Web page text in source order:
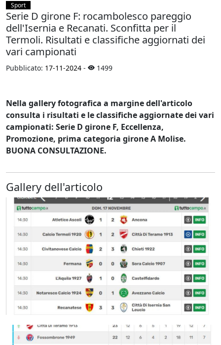
Sport
Serie D girone F: rocambolesco pareggio
dell'Isernia e Recanati. Sconfitta per il
Termoli. Risultati e classifiche aggiornati dei
vari campionati
Pubblicato: 17-11-2024 - 1499
Nella gallery fotografica a margine dell'articolo
consulta i risultati e le classifiche aggiornate dei vari
campionati: Serie D girone F, Eccellenza,
Promozione, prima categoria girone A Molise.
BUONA CONSULTAZIONE.
Gallery dell'articolo